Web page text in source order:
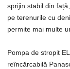
sprijin stabil din
pe terenurile cu
permite mai multe
Pompa de stropit
reîncărcabilă